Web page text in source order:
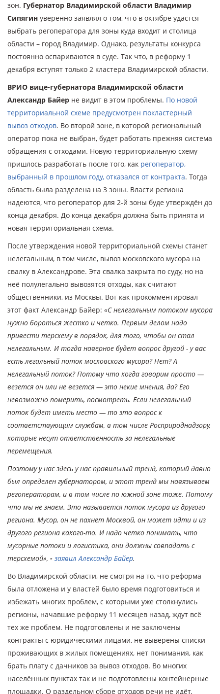
зон. Губернатор Владимирской области Владимир
Сипягин уверенно заявлял о том, что в октябре удастся
выбрать регоператора для зоны куда входит и столица
области – город Владимир. Однако, результаты конкурса
постоянно оспариваются в суде. Так что, в реформу 1
декабря вступят только 2 кластера Владимирской области.
ВРИО вице-губернатора Владимирской области
Александр Байер не видит в этом проблемы. По новой
территориальной схеме предусмотрен покластерный
вывоз отходов. Во второй зоне, в которой региональный
оператор пока не выбран, будет работать прежняя система
обращения с отходами. Новую территориальную схему
пришлось разработать после того, как регоператор,
выбранный в прошлом году, отказался от контракта. Тогда
область была разделена на 3 зоны. Власти региона
надеются, что регоператор для 2-й зоны буде утверждён до
конца декабря. До конца декабря должна быть принята и
новая территориальная схема.
После утверждения новой территориальной схемы станет
нелегальным, в том числе, вывоз московского мусора на
свалку в Александрове. Эта свалка закрыта по суду, но на
неё полулегально вывозятся отходы, как считают
общественники, из Москвы. Вот как прокомментировал
этот факт Александр Байер: «С нелегальным потоком мусора
нужно бороться жестко и четко. Первым делом надо
привести терсхему в порядок, для того, чтобы он стал
нелегальным. И тогда наверное будет вопрос другой - у вас
есть легальный поток московского мусора? Нет? А
нелегальный поток? Потому что когда говорим просто —
везется он или не везется — это некие мнения, да? Его
невозможно померить, посмотреть. Если нелегальный
поток будет иметь место — то это вопрос к
соответствующим службам, в том числе Росприроднадзору,
которые несут ответственность за нелегальные
перемещения.
Поэтому у нас здесь у нас правильный тренд, который давно
был определен губернатором, и этот тренд мы навязываем
регоператорам, и в том числе по южной зоне тоже. Потому
что мы не знаем. Это называется поток мусора из другого
региона. Мусор, он не пахнет Москвой, он может идти и из
другого региона какого-то. И надо четко понимать, что
мусорные потоки и логистика, они должны совпадать с
терсхемой», - заявил Александр Байер.
Во Владимирской области, не смотря на то, что реформа
была отложена и у властей было время подготовиться и
избежать многих проблем, с которыми уже столкнулись
регионы, начавшие реформу 11 месяцев назад, ждут всё
тех же проблем. Не подготовлены и не заключены
контракты с юридическими лицами, не выверены списки
проживающих в жилых помещениях, нет понимания, как
брать плату с дачников за вывоз отходов. Во многих
населённых пунктах так и не подготовлены контейнерные
площадки. О раздельном сборе отходов речи не идёт.